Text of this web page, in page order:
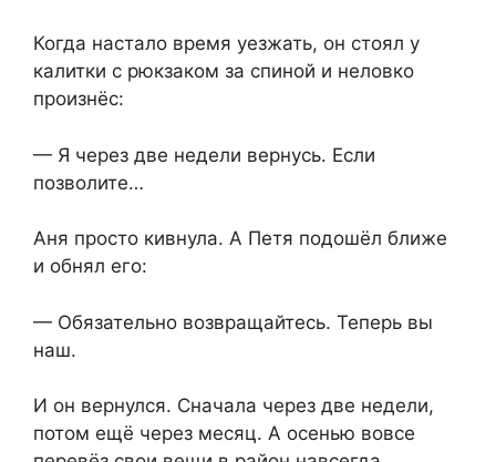
Когда настало время уезжать, он стоял у
калитки с рюкзаком за спиной и неловко
произнёс:
— Я через две недели вернусь. Если
позволите…
Аня просто кивнула. А Петя подошёл ближе
и обнял его:
— Обязательно возвращайтесь. Теперь вы
наш.
И он вернулся. Сначала через две недели,
потом ещё через месяц. А осенью вовсе